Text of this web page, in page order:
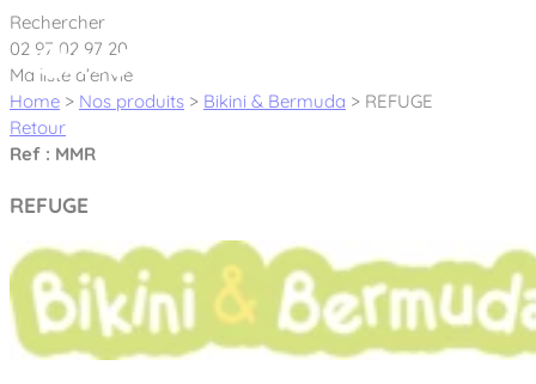
Cookies management panel
Créateur et fabricant d’aires de jeux &
Nos dernières actualités
À propos
Rechercher
02 97 02 97 20
Ma liste d’envie
Home > Nos produits > Bikini & Bermuda > REFUGE
Retour
Ref : MMR
REFUGE